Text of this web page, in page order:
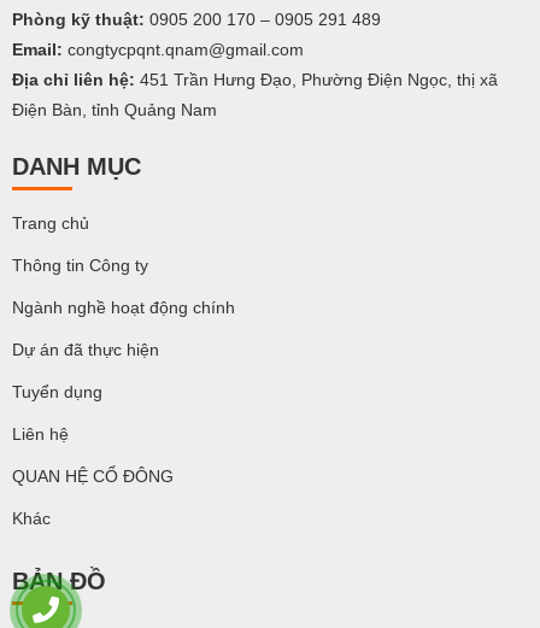
Phòng kỹ thuật: 0905 200 170 – 0905 291 489
Email: congtycpqnt.qnam@gmail.com
Địa chỉ liên hệ: 451 Trần Hưng Đạo, Phường Điện Ngọc, thị xã
Điện Bàn, tỉnh Quảng Nam
DANH MỤC
Trang chủ
Thông tin Công ty
Ngành nghề hoạt động chính
Dự án đã thực hiện
Tuyển dụng
Liên hệ
QUAN HỆ CỔ ĐÔNG
Khác
BẢN ĐỒ